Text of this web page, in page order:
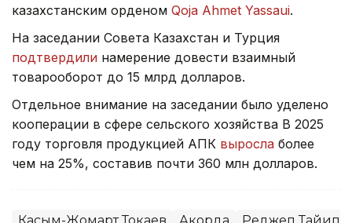
казахстанским орденом Qoja Ahmet Yassaui.
На заседании Совета Казахстан и Турция
подтвердили намерение довести взаимный
товарооборот до 15 млрд долларов.
Отдельное внимание на заседании было уделено
кооперации в сфере сельского хозяйства В 2025
году торговля продукцией АПК выросла более
чем на 25%, составив почти 360 млн долларов.